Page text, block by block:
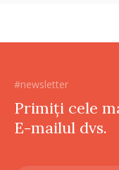
#newsletter
Primiți cele
E-mailul dvs.